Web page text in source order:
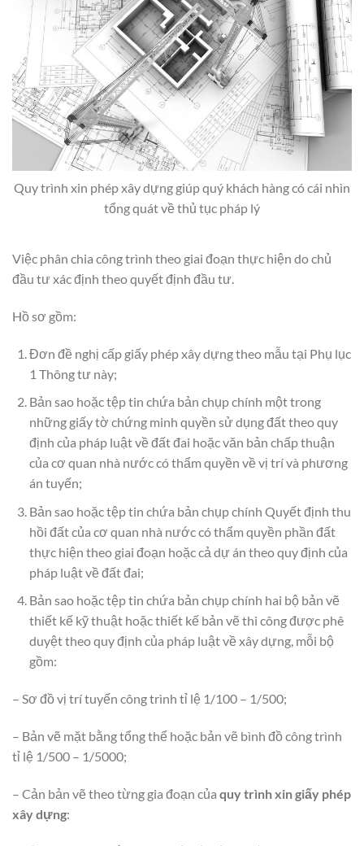
Quy trình xin phép xây dựng giúp quý khách hàng có cái nhìn
tổng quát về thủ tục pháp lý
Việc phân chia công trình theo giai đoạn thực hiện do chủ
đầu tư xác định theo quyết định đầu tư.
Hồ sơ gồm:
Đơn đề nghị cấp giấy phép xây dựng theo mẫu tại Phụ lục
1 Thông tư này;
Bản sao hoặc tệp tin chứa bản chụp chính một trong
những giấy tờ chứng minh quyền sử dụng đất theo quy
định của pháp luật về đất đai hoặc văn bản chấp thuận
của cơ quan nhà nước có thẩm quyền về vị trí và phương
án tuyến;
Bản sao hoặc tệp tin chứa bản chụp chính Quyết định thu
hồi đất của cơ quan nhà nước có thẩm quyền phần đất
thực hiện theo giai đoạn hoặc cả dự án theo quy định của
pháp luật về đất đai;
Bản sao hoặc tệp tin chứa bản chụp chính hai bộ bản vẽ
thiết kế kỹ thuật hoặc thiết kế bản vẽ thi công được phê
duyệt theo quy định của pháp luật về xây dựng, mỗi bộ
gồm:
– Sơ đồ vị trí tuyến công trình tỉ lệ 1/100 – 1/500;
– Bản vẽ mặt bằng tổng thể hoặc bản vẽ bình đồ công trình
tỉ lệ 1/500 – 1/5000;
– Cản bản vẽ theo từng gia đoạn của quy trình xin giấy phép
xây dựng: